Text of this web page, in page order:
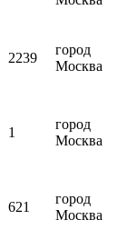
2239
город
Москва
1
город
Москва
621
город
Москва